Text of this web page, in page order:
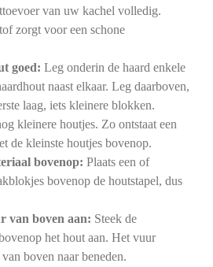
van uw kachel volledig.
zorgt voor een schone
goed: Leg onderin de haard enkele
naast elkaar. Leg daarboven,
laag, iets kleinere blokken.
kleinere houtjes. Zo ontstaat een
de kleinste houtjes bovenop.
bovenop: Plaats een of
bovenop de houtstapel, dus
van boven aan: Steek de
het hout aan. Het vuur
boven naar beneden.